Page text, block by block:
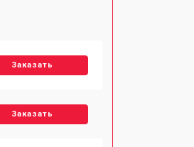
Заказать
Заказать